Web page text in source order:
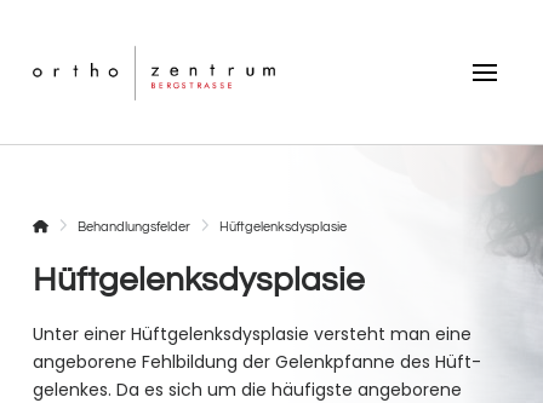
StartseiteBehandlungsfelder Hüft­gelenks­dys­pla­sie
Hüft­gelenks­dys­pla­sie
Unter einer Hüftgelenks­dysplasie versteht man eine
angeborene Fehlbildung der Gelenk­pfanne des Hüft­
gelenkes. Da es sich um die häufigste angeborene